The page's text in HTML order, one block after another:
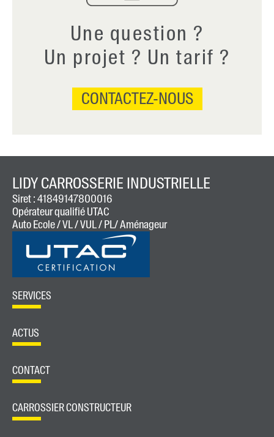
Une question ?
Un projet ? Un tarif ?
CONTACTEZ-NOUS
LIDY CARROSSERIE INDUSTRIELLE
Siret : 41849147800016
Opérateur qualifié UTAC
Auto Ecole / VL / VUL / PL/ Aménageur
SERVICES
ACTUS
CONTACT
CARROSSIER CONSTRUCTEUR